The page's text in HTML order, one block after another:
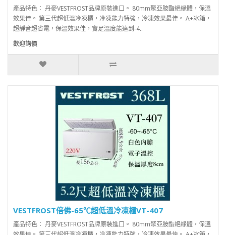
產品特色： 丹麥VESTFROST品牌原裝進口。 80mm聚亞胺酯絕緣體，保溫
效果佳。 第三代超低溫冷凍櫃，冷凍能力特強，冷凍效果最佳。 A+冰箱，
超靜音超省電，保溫效果佳，實足溫度能達到-4..
歡迎詢價
VESTFROST倍佛-65℃超低溫冷凍櫃VT-407
產品特色： 丹麥VESTFROST品牌原裝進口。 80mm聚亞胺酯絕緣體，保溫